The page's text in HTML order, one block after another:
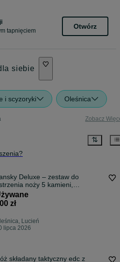
tapnięciem
Otwórz
siebie
i scyzoryki Oleśnica
Zobacz
Deluxe – zestaw do
noży 5 kamieni,
w walizce
zł
Lucień
lipca 2026
składany taktyczny edc z